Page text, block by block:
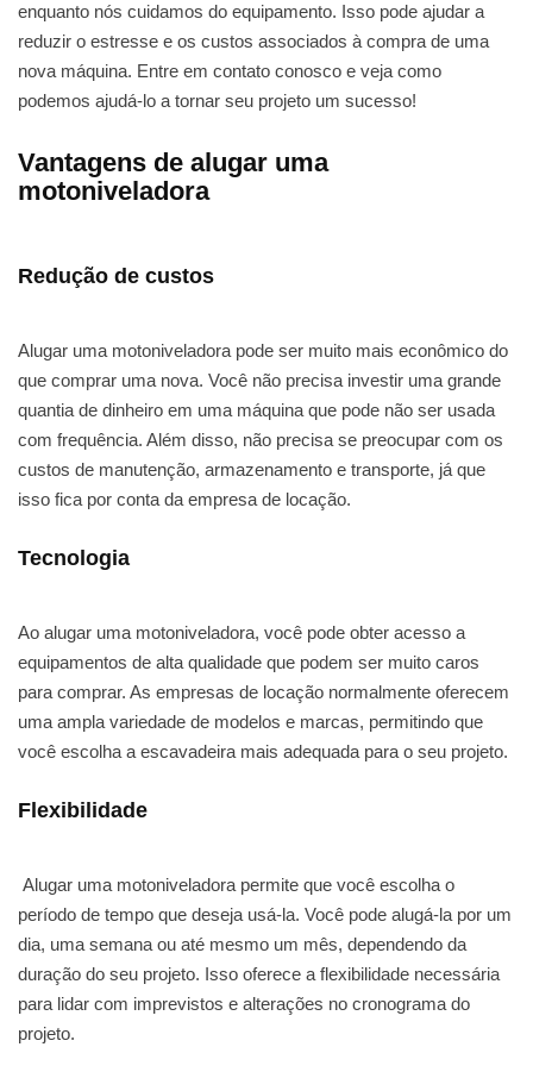
enquanto nós cuidamos do equipamento. Isso pode ajudar a
reduzir o estresse e os custos associados à compra de uma
nova máquina. Entre em contato conosco e veja como
podemos ajudá-lo a tornar seu projeto um sucesso!
Vantagens de alugar uma
motoniveladora
Redução de custos
Alugar uma motoniveladora pode ser muito mais econômico do
que comprar uma nova. Você não precisa investir uma grande
quantia de dinheiro em uma máquina que pode não ser usada
com frequência. Além disso, não precisa se preocupar com os
custos de manutenção, armazenamento e transporte, já que
isso fica por conta da empresa de locação.
Tecnologia
Ao alugar uma motoniveladora, você pode obter acesso a
equipamentos de alta qualidade que podem ser muito caros
para comprar. As empresas de locação normalmente oferecem
uma ampla variedade de modelos e marcas, permitindo que
você escolha a escavadeira mais adequada para o seu projeto.
Flexibilidade
Alugar uma motoniveladora permite que você escolha o
período de tempo que deseja usá-la. Você pode alugá-la por um
dia, uma semana ou até mesmo um mês, dependendo da
duração do seu projeto. Isso oferece a flexibilidade necessária
para lidar com imprevistos e alterações no cronograma do
projeto.